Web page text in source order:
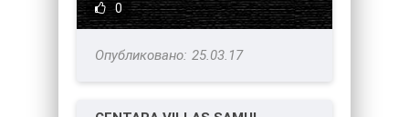
0
25.03.17